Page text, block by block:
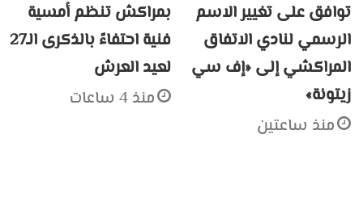
توافق على تغيير الاسم
الرسمي لنادي الاتفاق
المراكشي إلى «إف سي
زيتونة»
منذ ساعتين
بمراكش تنظم أمسية
فنية احتفاءً بالذكرى الـ27
لعيد العرش
منذ 4 ساعات